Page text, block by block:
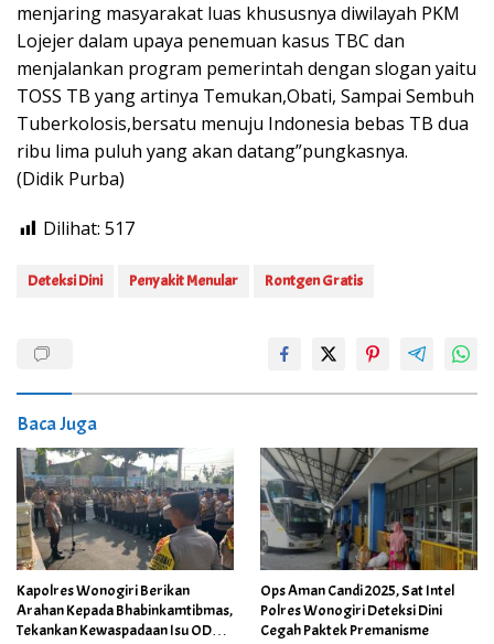
menjaring masyarakat luas khususnya diwilayah PKM
Lojejer dalam upaya penemuan kasus TBC dan
menjalankan program pemerintah dengan slogan yaitu
TOSS TB yang artinya Temukan,Obati, Sampai Sembuh
Tuberkolosis,bersatu menuju Indonesia bebas TB dua
ribu lima puluh yang akan datang”pungkasnya.
(Didik Purba)
Dilihat: 517
Deteksi Dini Penyakit Menular Rontgen Gratis
Baca Juga
Kapolres Wonogiri Berikan
Arahan Kepada Bhabinkamtibmas,
Tekankan Kewaspadaan Isu ODOL
Ops Aman Candi 2025, Sat Intel
Polres Wonogiri Deteksi Dini
Cegah Paktek Premanisme